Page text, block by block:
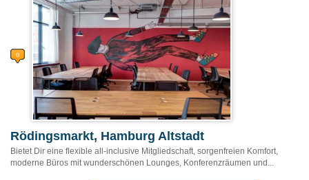
Rödingsmarkt, Hamburg Altstadt
Bietet Dir eine flexible all-inclusive Mitgliedschaft, sorgenfreien Komfort,
moderne Büros mit wunderschönen Lounges, Konferenzräumen und...